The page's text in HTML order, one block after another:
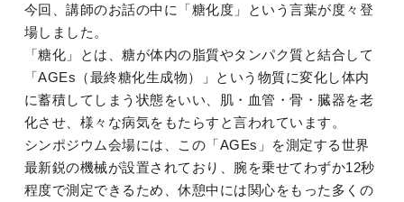
今回、講師のお話の中に「糖化度」という言葉が度々登
場しました。
「糖化」とは、糖が体内の脂質やタンパク質と結合して
「AGEs（最終糖化生成物）」という物質に変化し体内
に蓄積してしまう状態をいい、肌・血管・骨・臓器を老
化させ、様々な病気をもたらすと言われています。
シンポジウム会場には、この「AGEs」を測定する世界
最新鋭の機械が設置されており、腕を乗せてわずか12秒
程度で測定できるため、休憩中には関心をもった多くの